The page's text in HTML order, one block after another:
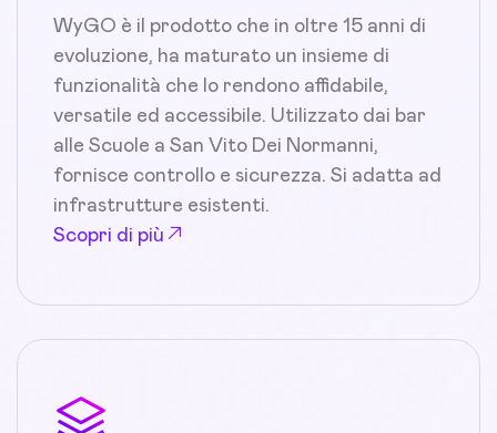
WyGO è il prodotto che in oltre 15 anni di
evoluzione, ha maturato un insieme di
funzionalità che lo rendono affidabile,
versatile ed accessibile. Utilizzato dai bar
alle Scuole a San Vito Dei Normanni,
fornisce controllo e sicurezza. Si adatta ad
infrastrutture esistenti.
Scopri di più